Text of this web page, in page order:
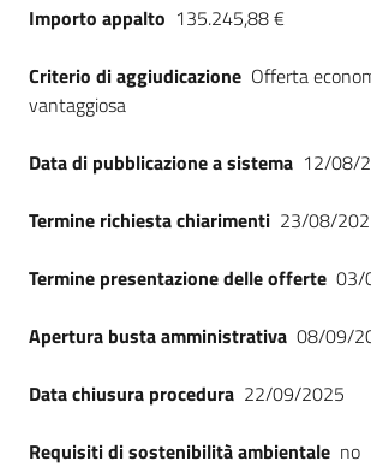
Importo appalto 135.245,88 €
Criterio di aggiudicazione Offerta
vantaggiosa
Data di pubblicazione a sistema 12/08/
Termine richiesta chiarimenti 23/08/
Termine presentazione delle offerte 03/
Apertura busta amministrativa 08/09/
Data chiusura procedura 22/09/2025
Requisiti di sostenibilità ambientale no